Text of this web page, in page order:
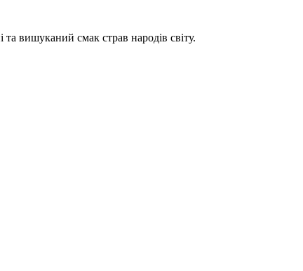
вишуканий смак страв народів світу.